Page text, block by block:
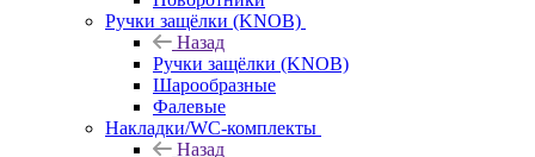
Ручки защёлки (KNOB)
Назад
Ручки защёлки (KNOB)
Шарообразные
Фалевые
Накладки/WC-комплекты
Назад